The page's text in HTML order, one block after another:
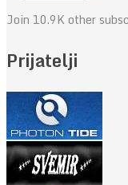
Join 10.9K other
Prijatelji